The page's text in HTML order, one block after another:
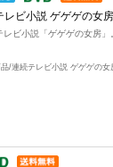
レビ小説 ゲゲゲの女
レビ小説「ゲゲゲの女房」
品/連続テレビ小説 ゲゲゲの